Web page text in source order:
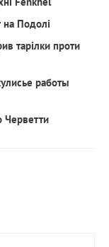
на Подолі
тарілки проти
работы
Черветти